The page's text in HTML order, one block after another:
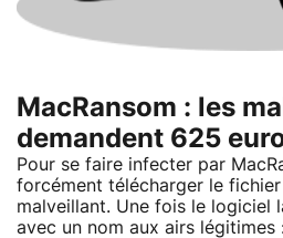
MacRansom : les
demandent 625
Pour se faire infecter par
forcément télécharger le
malveillant. Une fois le logiciel
avec un nom aux airs légitimes